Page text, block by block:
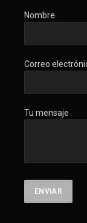
Nombre
Correo
Tu mensaje